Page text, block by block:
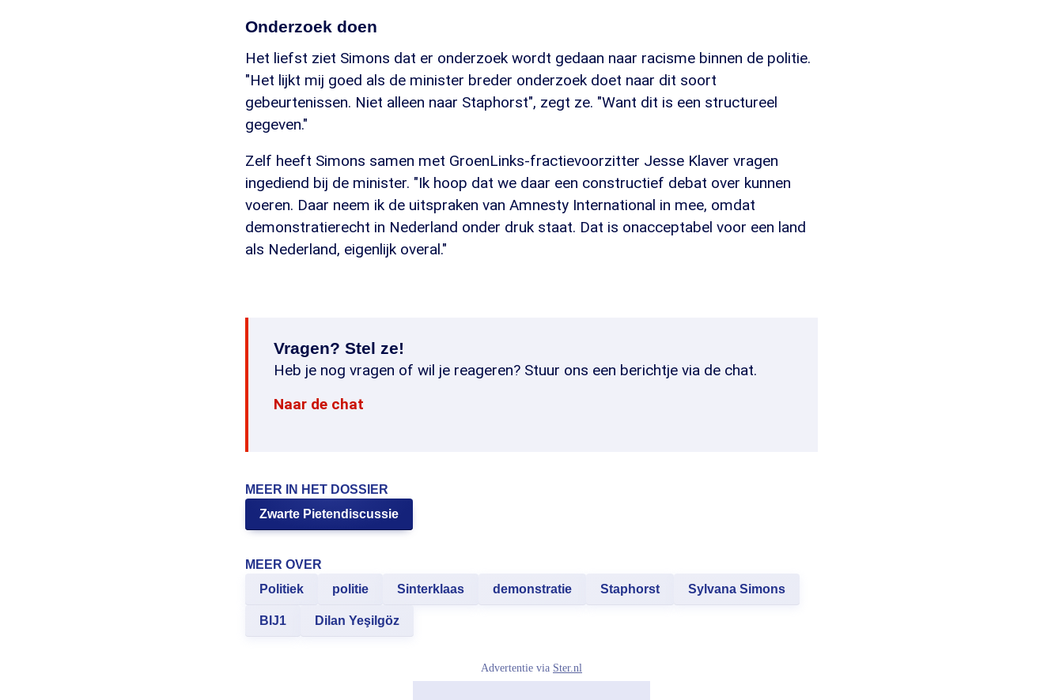
Onderzoek doen
Het liefst ziet Simons dat er onderzoek wordt gedaan naar racisme binnen de politie.
"Het lijkt mij goed als de minister breder onderzoek doet naar dit soort
gebeurtenissen. Niet alleen naar Staphorst", zegt ze. "Want dit is een structureel
gegeven."
Zelf heeft Simons samen met GroenLinks-fractievoorzitter Jesse Klaver vragen
ingediend bij de minister. "Ik hoop dat we daar een constructief debat over kunnen
voeren. Daar neem ik de uitspraken van Amnesty International in mee, omdat
demonstratierecht in Nederland onder druk staat. Dat is onacceptabel voor een land
als Nederland, eigenlijk overal."
Vragen? Stel ze!
Heb je nog vragen of wil je reageren? Stuur ons een berichtje via de chat.
Naar de chat
MEER IN HET DOSSIER
Zwarte Pietendiscussie
MEER OVER
Politiek
politie Sinterklaas demonstratie Staphorst Sylvana Simons
BIJ1 Dilan Yeşilgöz
Advertentie via Ster.nl